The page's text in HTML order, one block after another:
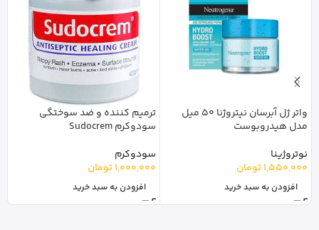
واتر ژل آبرسان نیتروژنا 50 میل
مدل هیدروبوست
نوتروژینا
1,550,000تومان
افزودن به سبد خرید
ترمیم کننده و ضد سوختگی
سودوکرم Sudocrem
سودوکرم
1,000,000تومان
افزودن به سبد خرید